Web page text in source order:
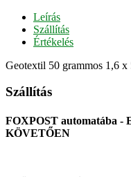
Leírás
Szállítás
Értékelés
Geotextil 50 grammos 1,6
Szállítás
FOXPOST automatába
KÖVETŐEN